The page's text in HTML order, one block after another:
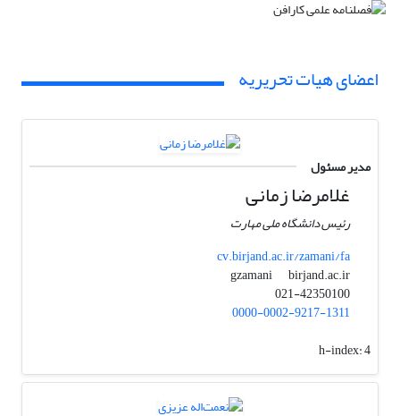
اعضای هیات تحریریه
مدیر مسئول
غلامرضا زمانی
رئیس دانشگاه ملی مهارت
cv.birjand.ac.ir/zamani/fa
gzamani
birjand.ac.ir
021-42350100
0000-0002-9217-1311
h-index:4